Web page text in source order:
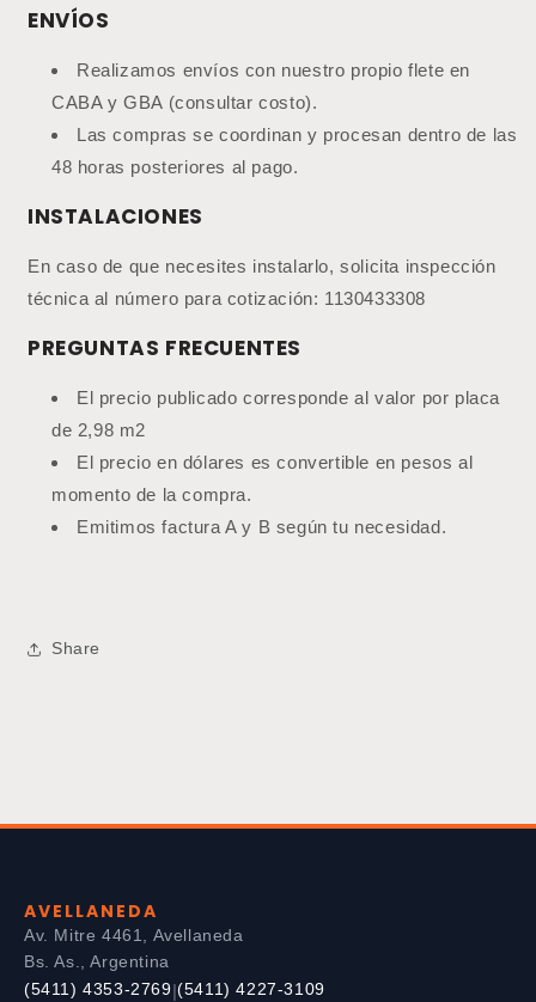
ENVÍOS
Realizamos envíos con nuestro propio flete en
CABA y GBA (consultar costo).
Las compras se coordinan y procesan dentro de las
48 horas posteriores al pago.
INSTALACIONES
En caso de que necesites instalarlo, solicita inspección
técnica al número para cotización: 1130433308
PREGUNTAS FRECUENTES
El precio publicado corresponde al valor por placa
de 2,98 m2
El precio en dólares es convertible en pesos al
momento de la compra.
Emitimos factura A y B según tu necesidad.
Share
AVELLANEDA
Av. Mitre 4461, Avellaneda
Bs. As., Argentina
(5411) 4353-2769|(5411) 4227-3109